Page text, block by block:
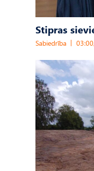
Stipras
Sabiedrība